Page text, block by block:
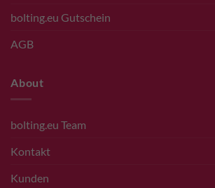
bolting.eu Gutschein
AGB
About
bolting.eu Team
Kontakt
Kunden